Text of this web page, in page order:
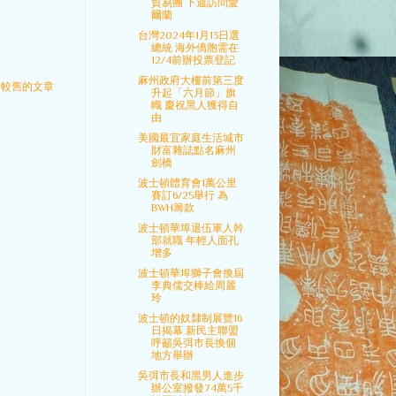
較舊的文章
貿易團 下週訪問愛
爾蘭
台灣2024年1月13日選
總統 海外僑胞需在
12/4前辦投票登記
麻州政府大樓前第三度
升起「六月節」旗
幟 慶祝黑人獲得自
由
美國最宜家庭生活城市
財富雜誌點名麻州
劍橋
波士頓體育會1萬公里
賽訂6/25舉行 為
BWH籌款
波士頓華埠退伍軍人幹
部就職 年輕人面孔
增多
波士頓華埠獅子會換屆
李典儒交棒給周麗
玲
波士頓的奴隸制展覽16
日揭幕 新民主聯盟
呼籲吳弭市長換個
地方舉辦
吳弭市長和黑男人進步
辦公室撥發74萬5千